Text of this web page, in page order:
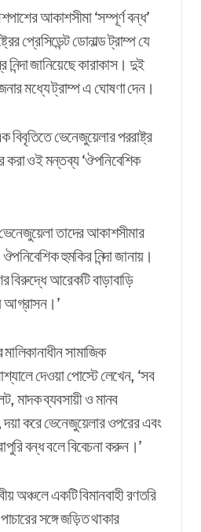
আকাশসীমা‘সম্পূর্ণবন্ধ’
প্রেসিডেন্টডোনাল্ডট্রাম্পযে
নিন্দাজানিয়েছেকারাকাস। দুই
মধ্যে ট্রাম্প এ ঘোষণা দেন।
বিবৃতিতে ভেনেজুয়েলার পররাষ্ট্র
করা ওই মন্তব্য ‘ঔপনিবেশিক
তাদের আকাশসীমার
হুমকির নিন্দা জানায়।
বিরুদ্ধে আরেকটি বাড়াবাড়ি
আগ্রাসন।’
সামাজিক
দেওয়া পোস্টে লেখেন, ‘সব
মাদক ব্যবসায়ী ও মানব
দয়া করে ভেনেজুয়েলার ওপরের এবং
বন্ধ বলে বিবেচনা করুন।’
অঞ্চলে একটি বিমানবাহী রণতরি
পাচারেরসঙ্গে জড়িত থাকার